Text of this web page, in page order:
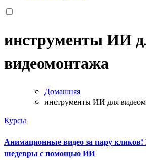
инструменты ИИ
видеомонтажа
Домашняя
инструменты ИИ для
Курсы
Анимационные видео за пару кликов!
шедевры с помощью ИИ